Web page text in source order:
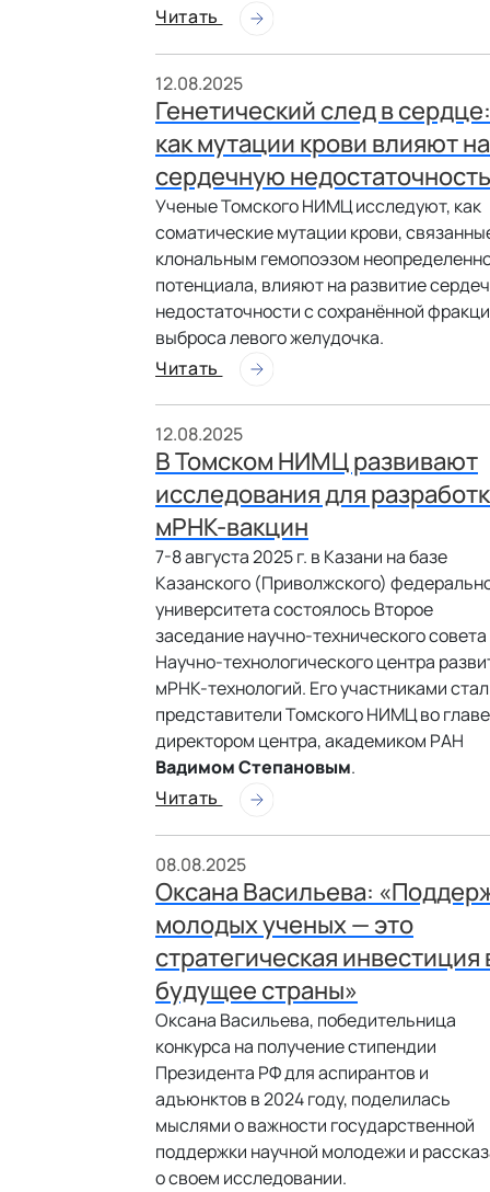
Читать
12.08.2025
Генетический след в сердце:
как мутации крови влияют на
сердечную недостаточность
Ученые Томского НИМЦ исследуют, как
соматические мутации крови,
клональным гемопоэзом
потенциала, влияют на развитие
недостаточности с сохранённой
выброса левого желудочка.
Читать
12.08.2025
В Томском НИМЦ развивают
исследования для
мРНК-вакцин
7-8 августа 2025 г. в Казани на базе
Казанского (Приволжского)
университета состоялось Второе
заседание научно-технического совета
Научно-технологического центра
мРНК-технологий. Его участниками
представители Томского НИМЦ во
директором центра, академиком РАН
Вадимом Степановым.
Читать
08.08.2025
Оксана Васильева:
молодых ученых — это
стратегическая инвестиция
будущее страны»
Оксана Васильева, победительница
конкурса на получение стипендии
Президента РФ для аспирантов и
адъюнктов в 2024 году, поделилась
мыслями о важности государственной
поддержки научной молодежи и
о своем исследовании.